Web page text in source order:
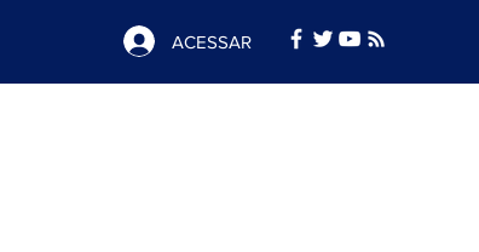
ACESSAR